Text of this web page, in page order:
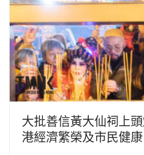
大批善信黃大仙祠上
港經濟繁榮及市民健康